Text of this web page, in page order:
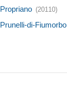
Propriano (20110)
Prunelli-di-Fiumorbo